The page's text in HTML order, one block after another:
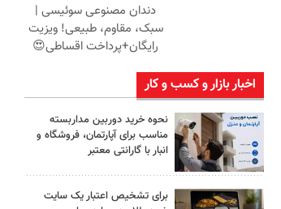
دندان مصنوعی سوئیسی |
سبک، مقاوم، طبیعی! ویزیت
رایگان+پرداخت اقساطی😍
اخبار بازار و کسب و کار
نحوه خرید دوربین مداربسته
مناسب برای آپارتمان، فروشگاه و
انبار با گارانتی معتبر
برای تشخیص اعتبار یک سایت